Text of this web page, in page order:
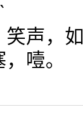
笑声，
噎。